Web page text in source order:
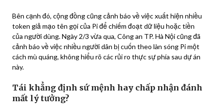
Bên cạnh đó, cộng đồng cũng cảnh báo về việc xuất hiện nhiều
token giả mạo tên gọi của Pi để chiếm đoạt dữ liệu hoặc tiền
của người dùng. Ngày 2/3 vừa qua, Công an TP. Hà Nội cũng đã
cảnh báo về việc nhiều người dân bị cuốn theo làn sóng Pi một
cách mù quáng, không hiểu rõ các rủi ro thực sự phía sau dự án
này.
Tái khẳng định sứ mệnh hay chấp nhận đánh
mất lý tưởng?